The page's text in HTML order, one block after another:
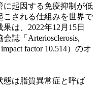
に起因する免疫抑制が低
こされる仕組みを世界で
は、2022年12月15日
誌「Arteriosclerosis,
factor 10.514）のオ
は脂質異常症と呼ば